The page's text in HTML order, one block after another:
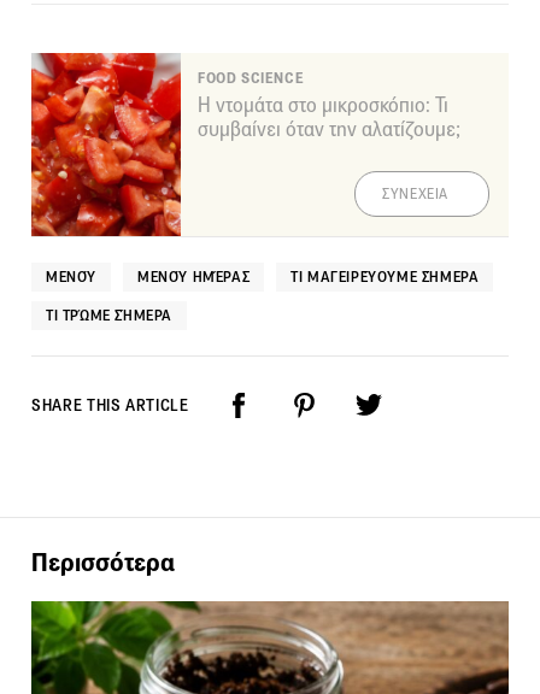
FOOD SCIENCE
Η ντομάτα στο μικροσκόπιο: Τι
συμβαίνει όταν την αλατίζουμε;
ΣΥΝΕΧΕΙΑ
ΜΕΝΟΎ ΜΕΝΟΎ ΗΜΈΡΑΣ ΤΙ ΜΑΓΕΙΡΕΎΟΥΜΕ ΣΉΜΕΡΑ
ΤΙ ΤΡΏΜΕ ΣΉΜΕΡΑ
SHARE THIS ARTICLE
Περισσότερα